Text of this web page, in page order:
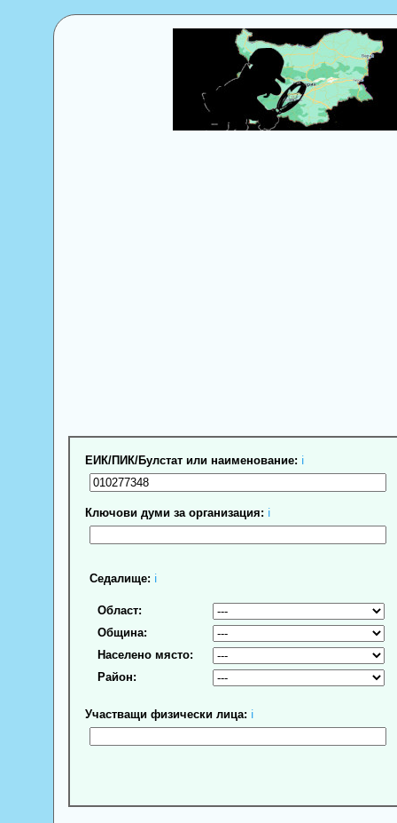
ЕИК/ПИК/Булстат или наименование: ℹ
Ключови думи за организация: ℹ
Седалище: ℹ
Област:
Община:
Населено място:
Район:
Участващи физически лица: ℹ